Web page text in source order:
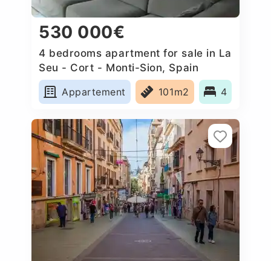
530 000€
4 bedrooms apartment for sale in La
Seu - Cort - Monti-Sion, Spain
Appartement
101m2 4